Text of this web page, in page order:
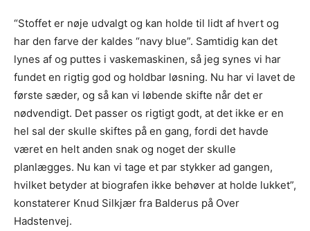
“Stoffet er nøje udvalgt og kan holde til lidt af hvert og
har den farve der kaldes “navy blue”. Samtidig kan det
lynes af og puttes i vaskemaskinen, så jeg synes vi har
fundet en rigtig god og holdbar løsning. Nu har vi lavet de
første sæder, og så kan vi løbende skifte når det er
nødvendigt. Det passer os rigtigt godt, at det ikke er en
hel sal der skulle skiftes på en gang, fordi det havde
været en helt anden snak og noget der skulle
planlægges. Nu kan vi tage et par stykker ad gangen,
hvilket betyder at biografen ikke behøver at holde lukket”,
konstaterer Knud Silkjær fra Balderus på Over
Hadstenvej.